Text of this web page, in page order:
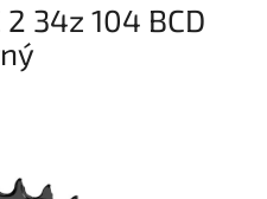
34z 104 BCD